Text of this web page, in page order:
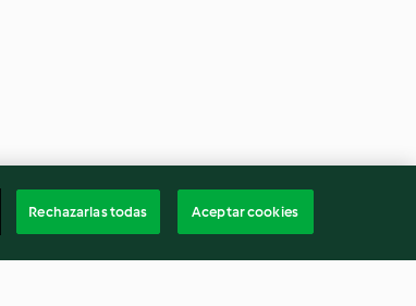
Rechazarlas todas Aceptar cookies